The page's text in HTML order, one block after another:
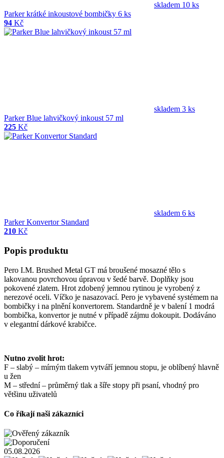
skladem 10 ks
Parker krátké inkoustové bombičky 6 ks
94 Kč
skladem 3 ks
Parker Blue lahvičkový inkoust 57 ml
225 Kč
skladem 6 ks
Parker Konvertor Standard
210 Kč
Popis produktu
Pero I.M. Brushed Metal GT má broušené mosazné tělo s
lakovanou povrchovou úpravou v šedé barvě. Doplňky jsou
pokovené zlatem. Hrot zdobený jemnou rytinou je vyrobený z
nerezové oceli. Víčko je nasazovací. Pero je vybavené systémem na
bombičky i na plnění konvertorem. Standardně je v balení 1 modrá
bombička, konvertor je nutné v případě zájmu dokoupit. Dodáváno
v elegantní dárkové krabičce.
Nutno zvolit hrot:
F – slabý – mírným tlakem vytváří jemnou stopu, je oblíbený hlavně
u žen
M – střední – průměrný tlak a šíře stopy při psaní, vhodný pro
většinu uživatelů
Co říkají naši zákazníci
05.08.2026